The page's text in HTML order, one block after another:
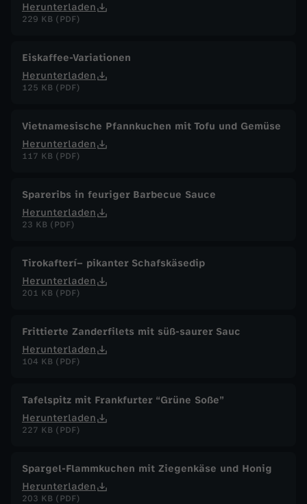
Herunterladen
229 KB (PDF)
Eiskaffee-Variationen
Herunterladen
125 KB (PDF)
Vietnamesische Pfannkuchen mit Tofu und Gemüse
Herunterladen
117 KB (PDF)
Spareribs in feuriger Barbecue Sauce
Herunterladen
23 KB (PDF)
Tirokafterí– pikanter Schafskäsedip
Herunterladen
201 KB (PDF)
Frittierte Zanderfilets mit süß-saurer Sauc
Herunterladen
104 KB (PDF)
Tafelspitz mit Frankfurter “Grüne Soße”
Herunterladen
227 KB (PDF)
Spargel-Flammkuchen mit Ziegenkäse und Honig
Herunterladen
203 KB (PDF)